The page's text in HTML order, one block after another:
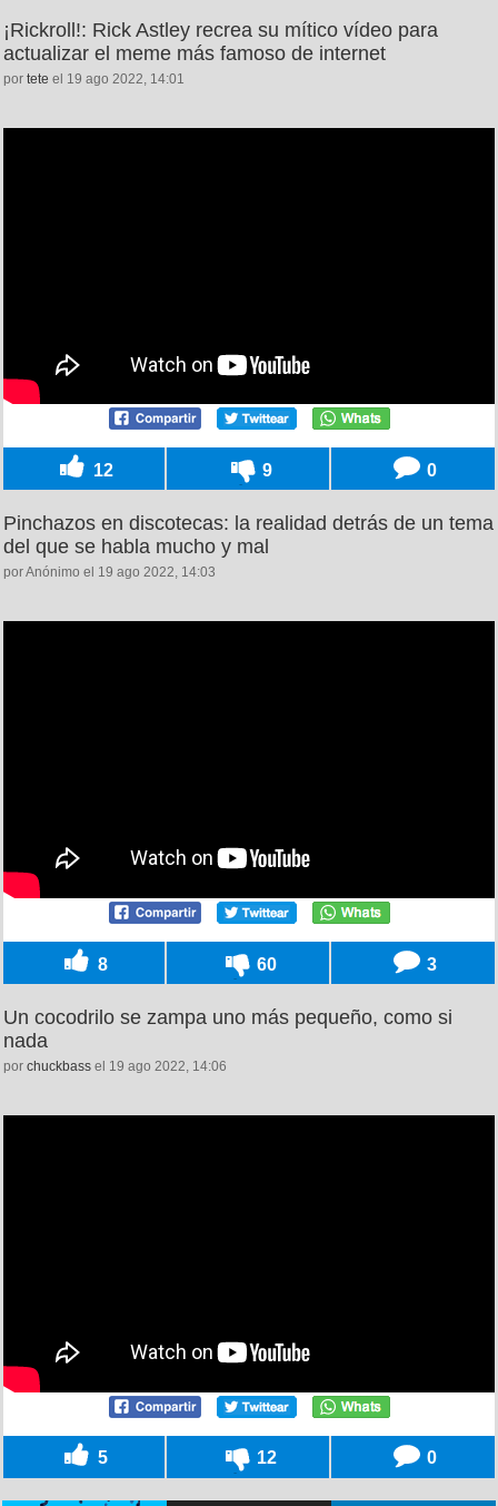
¡Rickroll!: Rick Astley recrea su mítico vídeo para
actualizar el meme más famoso de internet
por tete el 19 ago 2022, 14:01
12 9 0
Pinchazos en discotecas: la realidad detrás de un tema
del que se habla mucho y mal
por Anónimo el 19 ago 2022, 14:03
8 60 3
Un cocodrilo se zampa uno más pequeño, como si
nada
por chuckbass el 19 ago 2022, 14:06
5 12 0